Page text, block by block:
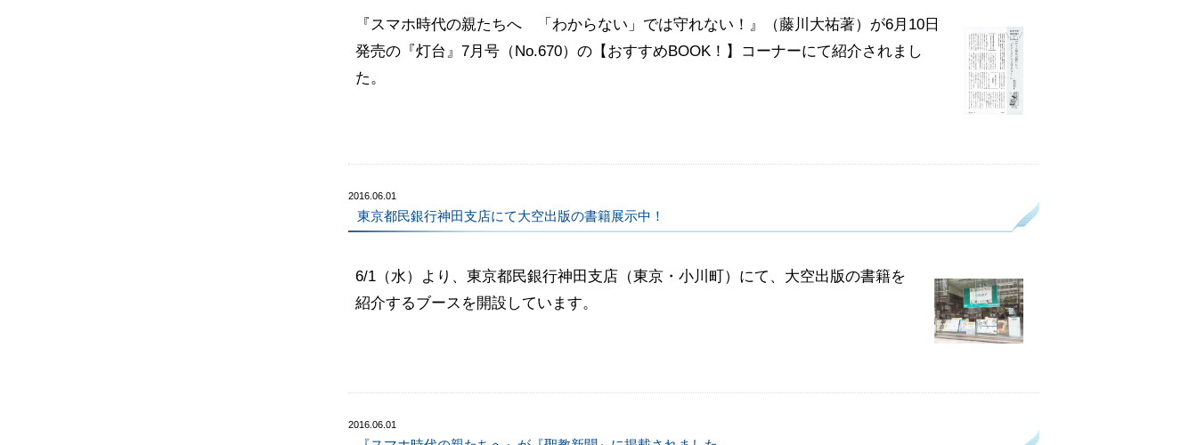
『スマホ時代の親たちへ 「わからない」では守れない！』（藤川大祐著）が6月10日
発売の『灯台』7月号（No.670）の【おすすめBOOK！】コーナーにて紹介されまし
た。
2016.06.01
東京都民銀行神田支店にて大空出版の書籍展示中！
6/1（水）より、東京都民銀行神田支店（東京・小川町）にて、大空出版の書籍を
紹介するブースを開設しています。
2016.06.01